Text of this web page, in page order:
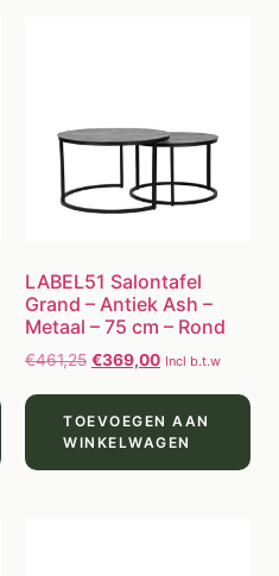
LABEL51 Salontafel
Grand – Antiek Ash –
Metaal – 75 cm – Rond
€461,25 €369,00 Incl b.t.w
TOEVOEGEN AAN
WINKELWAGEN